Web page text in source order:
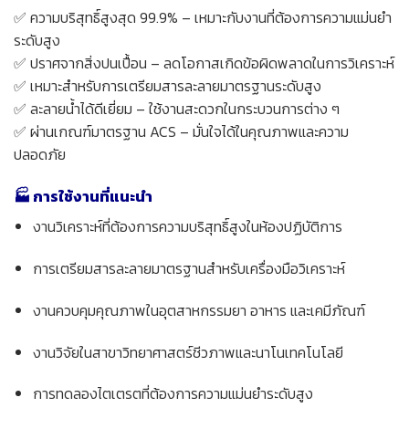
✅ ความบริสุทธิ์สูงสุด 99.9% – เหมาะกับงานที่ต้องการความแม่นยำ
ระดับสูง
✅ ปราศจากสิ่งปนเปื้อน – ลดโอกาสเกิดข้อผิดพลาดในการวิเคราะห์
✅ เหมาะสำหรับการเตรียมสารละลายมาตรฐานระดับสูง
✅ ละลายน้ำได้ดีเยี่ยม – ใช้งานสะดวกในกระบวนการต่าง ๆ
✅ ผ่านเกณฑ์มาตรฐาน ACS – มั่นใจได้ในคุณภาพและความ
ปลอดภัย
🏭 การใช้งานที่แนะนำ
งานวิเคราะห์ที่ต้องการความบริสุทธิ์สูงในห้องปฏิบัติการ
การเตรียมสารละลายมาตรฐานสำหรับเครื่องมือวิเคราะห์
งานควบคุมคุณภาพในอุตสาหกรรมยา อาหาร และเคมีภัณฑ์
งานวิจัยในสาขาวิทยาศาสตร์ชีวภาพและนาโนเทคโนโลยี
การทดลองไตเตรตที่ต้องการความแม่นยำระดับสูง